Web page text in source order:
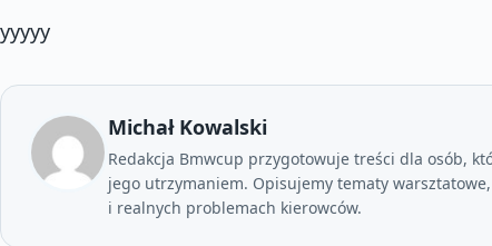
yyyyy
Michał Kowalski
Redakcja Bmwcup przygotowuje treści dla osób,
jego utrzymaniem. Opisujemy tematy
i realnych problemach kierowców.